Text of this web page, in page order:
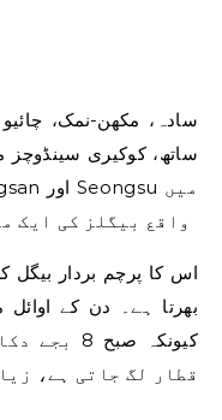
سادہ، مکھن-نمک،
ساتھ، کوکیری سینڈوچز
واقع بیگلز کی ایک
اس کا پرچم بردار بیگل
بھرتا ہے۔ دن کے
کیونکہ
قطار لگ جاتی ہے،